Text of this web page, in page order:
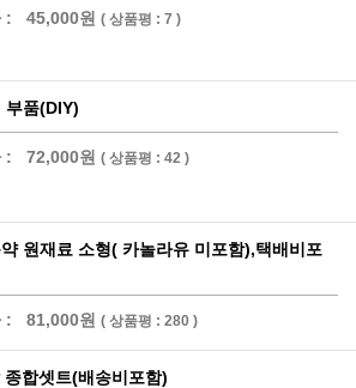
: 45,000원 ( 상품평 : 7 )
부품(DIY)
: 72,000원 ( 상품평 : 42 )
원재료 소형( 카놀라유 미포함),택배비포
: 81,000원 ( 상품평 : 280 )
종합셋트(배송비포함)